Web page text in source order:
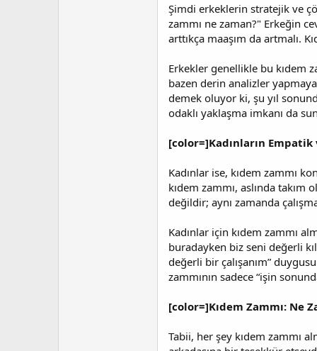
Şimdi erkeklerin stratejik ve
zammı ne zaman?" Erkeğin
arttıkça maaşım da artmalı.
Erkekler genellikle bu kıdem
bazen derin analizler yapmaya
demek oluyor ki, şu yıl
odaklı yaklaşma imkanı da
[color=]Kadınların
Kadınlar ise, kıdem zammı
kıdem zammı, aslında takım
değildir; aynı zamanda
Kadınlar için kıdem zammı
buradayken biz seni değerli
değerli bir çalışanım”
zammının sadece “işin
[color=]Kıdem Zammı: Ne
Tabii, her şey kıdem zammı